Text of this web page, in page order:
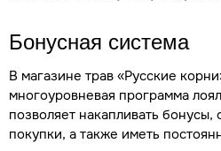
Бонусная система
В магазине трав «Русские
многоуровневая программа
позволяет накапливать
покупки, а также иметь